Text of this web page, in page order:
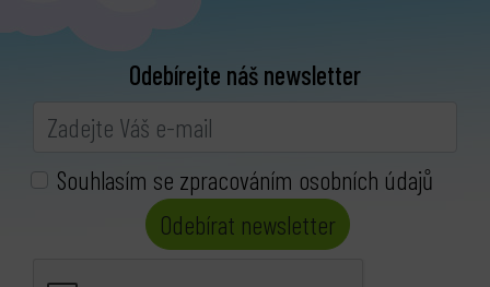
Odebírejte náš newsletter
Souhlasím se zpracováním osobních údajů
Odebírat newsletter